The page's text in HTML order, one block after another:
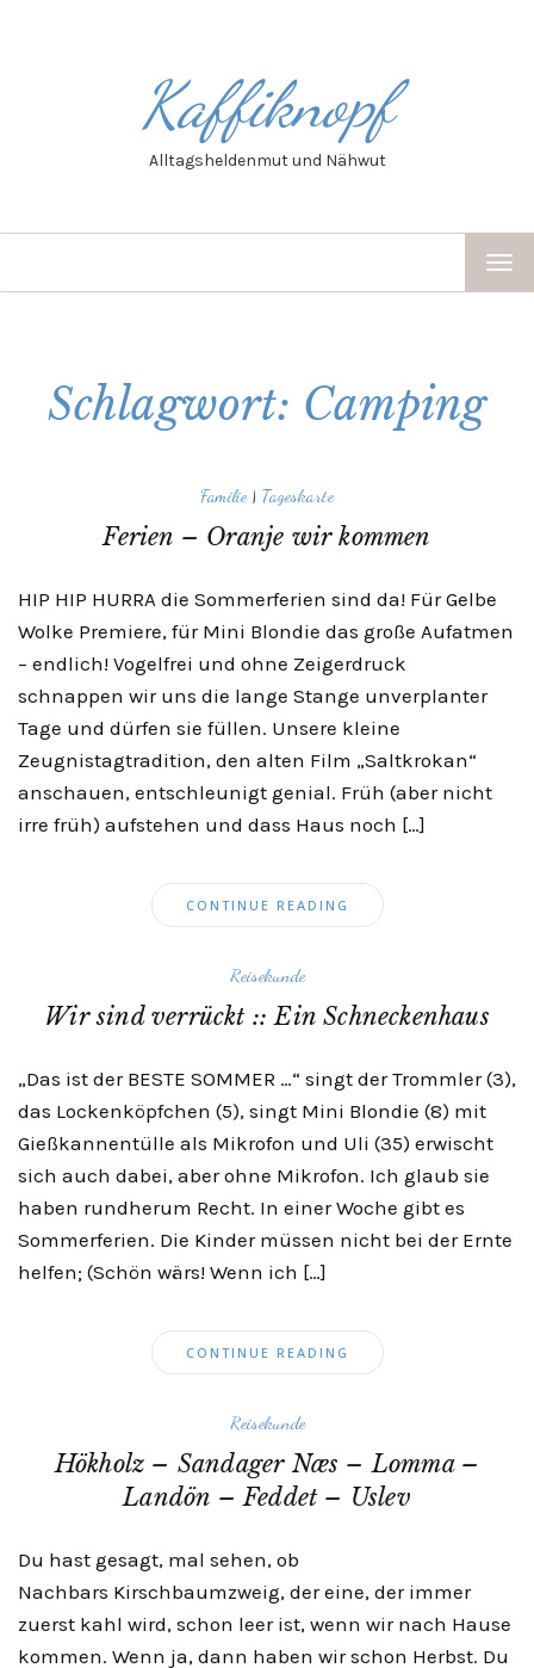
Kaffiknopf
Alltagsheldenmut und Nähwut
Schlagwort: Camping
Familie| Tageskarte
Ferien – Oranje wir kommen
HIP HIP HURRA die Sommerferien sind da! Für Gelbe
Wolke Premiere, für Mini Blondie das große Aufatmen
– endlich! Vogelfrei und ohne Zeigerdruck
schnappen wir uns die lange Stange unverplanter
Tage und dürfen sie füllen. Unsere kleine
Zeugnistagtradition, den alten Film „Saltkrokan“
anschauen, entschleunigt genial. Früh (aber nicht
irre früh) aufstehen und dass Haus noch […]
CONTINUE READING
Reisekunde
Wir sind verrückt :: Ein Schneckenhaus
„Das ist der BESTE SOMMER …“ singt der Trommler (3),
das Lockenköpfchen (5), singt Mini Blondie (8) mit
Gießkannentülle als Mikrofon und Uli (35) erwischt
sich auch dabei, aber ohne Mikrofon. Ich glaub sie
haben rundherum Recht. In einer Woche gibt es
Sommerferien. Die Kinder müssen nicht bei der Ernte
helfen; (Schön wärs! Wenn ich […]
CONTINUE READING
Reisekunde
Hökholz – Sandager Næs – Lomma –
Landön – Feddet – Uslev
Du hast gesagt, mal sehen, ob
Nachbars Kirschbaumzweig, der eine, der immer
zuerst kahl wird, schon leer ist, wenn wir nach Hause
kommen. Wenn ja, dann haben wir schon Herbst. Du